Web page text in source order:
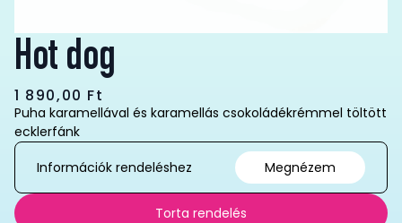
Hot dog
1 890,00 Ft
Puha karamellával és karamellás csokoládékrémmel töltött
ecklerfánk
Információk rendeléshez
Megnézem
Torta rendelés